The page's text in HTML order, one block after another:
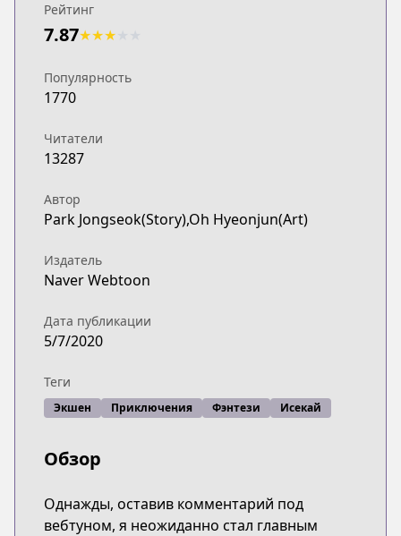
Рейтинг
7.87★★★
Популярность
1770
Читатели
13287
Автор
Park Jongseok(Story),Oh Hyeonjun(Art)
Издатель
Naver Webtoon
Дата публикации
5/7/2020
Теги
Экшен Приключения Фэнтези Исекай
Обзор
Однажды, оставив комментарий под
вебтуном, я неожиданно стал главным